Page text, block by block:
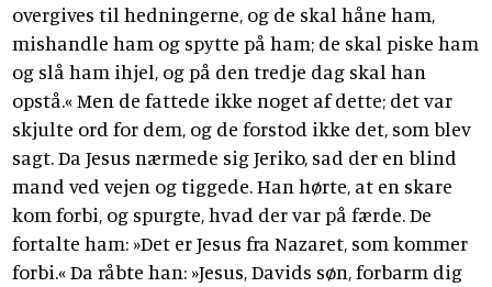
overgives til hedningerne, og de skal håne ham,
mishandle ham og spytte på ham; de skal piske ham
og slå ham ihjel, og på den tredje dag skal han
opstå.« Men de fattede ikke noget af dette; det var
skjulte ord for dem, og de forstod ikke det, som blev
sagt. Da Jesus nærmede sig Jeriko, sad der en blind
mand ved vejen og tiggede. Han hørte, at en skare
kom forbi, og spurgte, hvad der var på færde. De
fortalte ham: »Det er Jesus fra Nazaret, som kommer
forbi.« Da råbte han: »Jesus, Davids søn, forbarm dig